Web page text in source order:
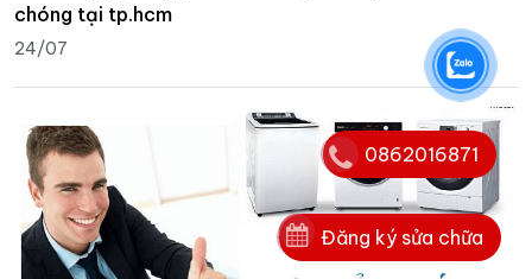
chóng tại tp.hcm
24/07
Đăng ký sửa chữa
0862016871